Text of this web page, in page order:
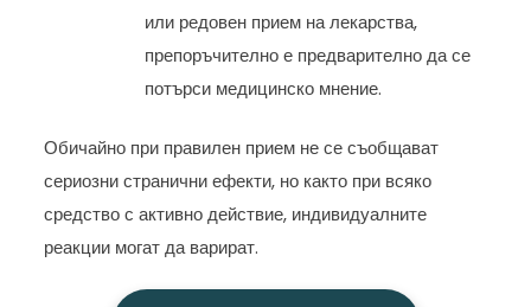
или редовен прием на лекарства,
препоръчително е предварително да се
потърси медицинско мнение.
Обичайно при правилен прием не се съобщават
сериозни странични ефекти, но както при всяко
средство с активно действие, индивидуалните
реакции могат да варират.